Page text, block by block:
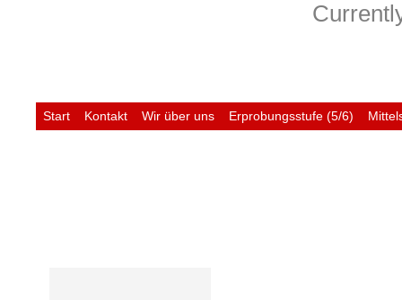
Start Kontakt Wir über uns Erprobungsstufe (5/6)